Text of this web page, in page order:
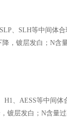
、SLH等中间体
，镀层发白；N含
H1、AESS等中间
镀层发白；N含量